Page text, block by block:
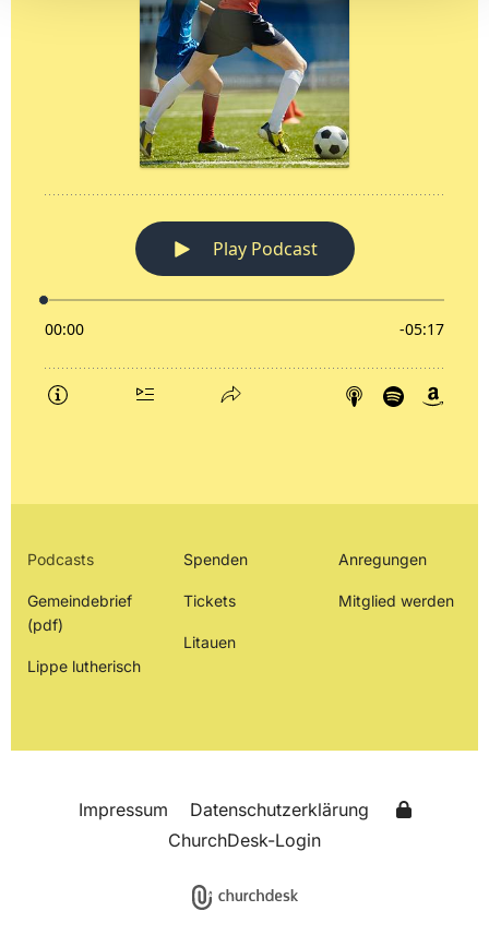
Podcasts
Gemeindebrief
(pdf)
Lippe lutherisch
Spenden
Tickets
Litauen
Anregungen
Mitglied werden
Impressum
Datenschutzerklärung
ChurchDesk-Login